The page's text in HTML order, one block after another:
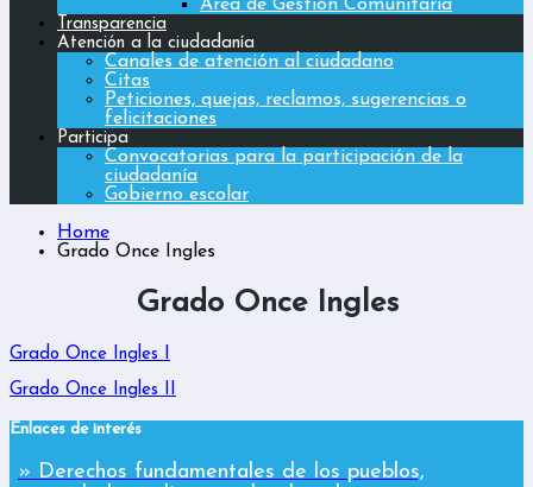
Área de Gestión Comunitaria
Transparencia
Atención a la ciudadanía
Canales de atención al ciudadano
Citas
Peticiones, quejas, reclamos, sugerencias o
felicitaciones
Participa
Convocatorias para la participación de la
ciudadanía
Gobierno escolar
Home
Grado Once Ingles
Grado Once Ingles
Grado Once Ingles I
Grado Once Ingles II
Enlaces de interés
» Derechos fundamentales de los pueblos,